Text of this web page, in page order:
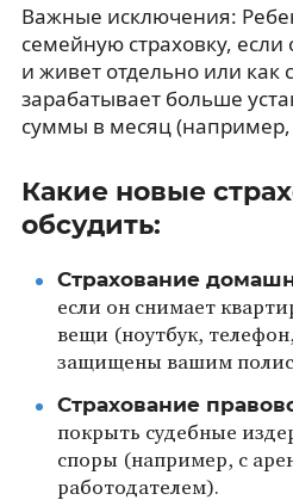
Важные исключения:
семейную страховку, если
и живет отдельно или как
зарабатывает больше
суммы в месяц (например,
Какие новые
обсудить:
Страхование
если он снимает
вещи (ноутбук,
защищены вашим
Страхование
покрыть судебные
споры (например, с
работодателем).